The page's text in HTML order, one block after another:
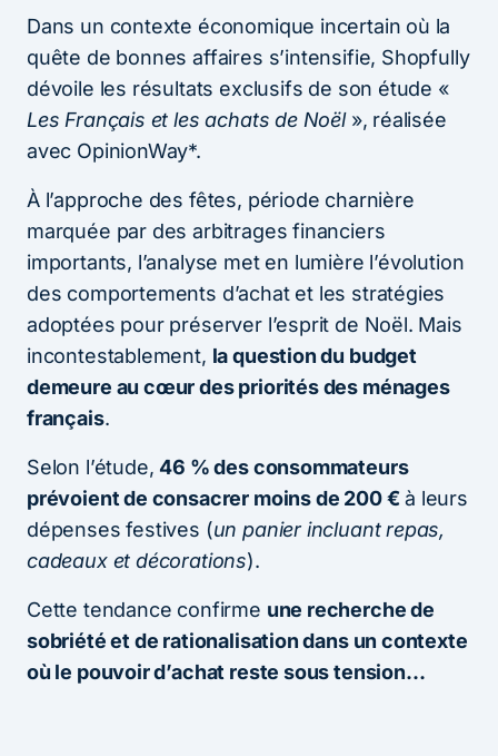
Dans un contexte économique incertain où la
quête de bonnes affaires s’intensifie, Shopfully
dévoile les résultats exclusifs de son étude «
Les Français et les achats de Noël», réalisée
avec OpinionWay*.
À l’approche des fêtes, période charnière
marquée par des arbitrages financiers
importants, l’analyse met en lumière l’évolution
des comportements d’achat et les stratégies
adoptées pour préserver l’esprit de Noël. Mais
incontestablement, la question du budget
demeure au cœur des priorités des ménages
français.
Selon l’étude,46 % des consommateurs
prévoient de consacrer moins de 200 € à leurs
dépenses festives (un panier incluant repas,
cadeaux et décorations).
Cette tendance confirme une recherche de
sobriété et de rationalisation dans un contexte
où le pouvoir d’achat reste sous tension…